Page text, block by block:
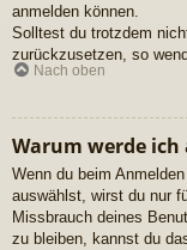
anmelden können.
Solltest du trotzdem
zurückzusetzen, so
Nach oben
Warum werde
Wenn du beim
auswählst, wirst du nur
Missbrauch deines
zu bleiben, kannst du